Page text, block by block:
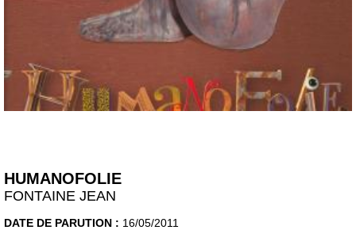
HUMANOFOLIE
FONTAINE JEAN
DATE DE PARUTION : 16/05/2011